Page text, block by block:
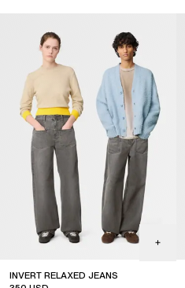
INVERT RELAXED JEANS